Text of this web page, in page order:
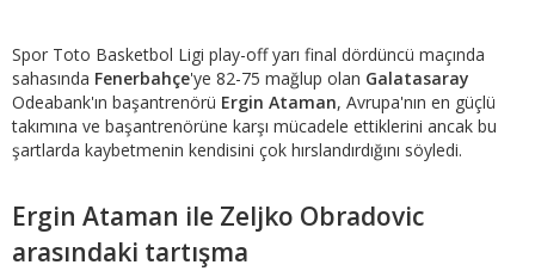
Spor Toto Basketbol Ligi play-off yarı final dördüncü maçında
sahasında Fenerbahçe'ye 82-75 mağlup olan Galatasaray
Odeabank'ın başantrenörü Ergin Ataman, Avrupa'nın en güçlü
takımına ve başantrenörüne karşı mücadele ettiklerini ancak bu
şartlarda kaybetmenin kendisini çok hırslandırdığını söyledi.
Ergin Ataman ile Zeljko Obradovic
arasındaki tartışma